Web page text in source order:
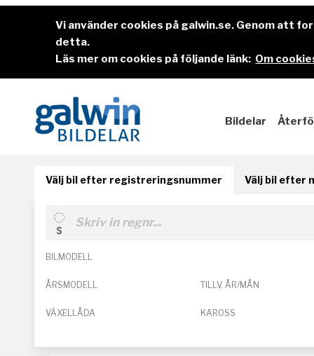
Vi använder cookies på galwin.se. Genom att
detta.
Läs mer om cookies på följande länk: Om
Bildelar
Välj bil efter registreringsnummer Välj bil efter
BILMODELL
ÅRSMODELL TILLV. ÅR/MÅN
VÄXELLÅDA KAROSS